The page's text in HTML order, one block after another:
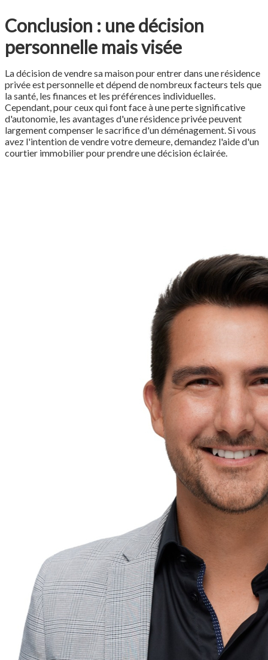
Conclusion : une décision
personnelle mais visée
La décision de vendre sa maison pour entrer dans une résidence
privée est personnelle et dépend de nombreux facteurs tels que
la santé, les finances et les préférences individuelles.
Cependant, pour ceux qui font face à une perte significative
d'autonomie, les avantages d'une résidence privée peuvent
largement compenser le sacrifice d'un déménagement. Si vous
avez l'intention de vendre votre demeure, demandez l'aide d'un
courtier immobilier pour prendre une décision éclairée.